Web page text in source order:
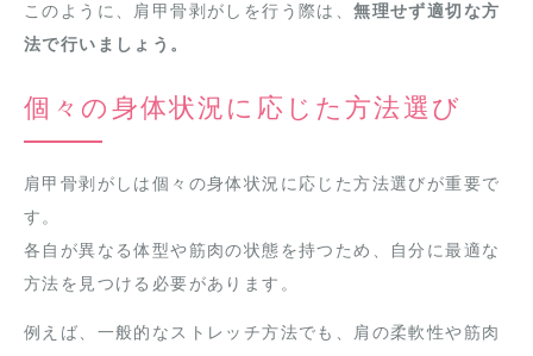
このように、肩甲骨剥がしを行う際は、無理せず適切な方
法で行いましょう。
個々の身体状況に応じた方法選び
肩甲骨剥がしは個々の身体状況に応じた方法選びが重要で
す。
各自が異なる体型や筋肉の状態を持つため、自分に最適な
方法を見つける必要があります。
例えば、一般的なストレッチ方法でも、肩の柔軟性や筋肉